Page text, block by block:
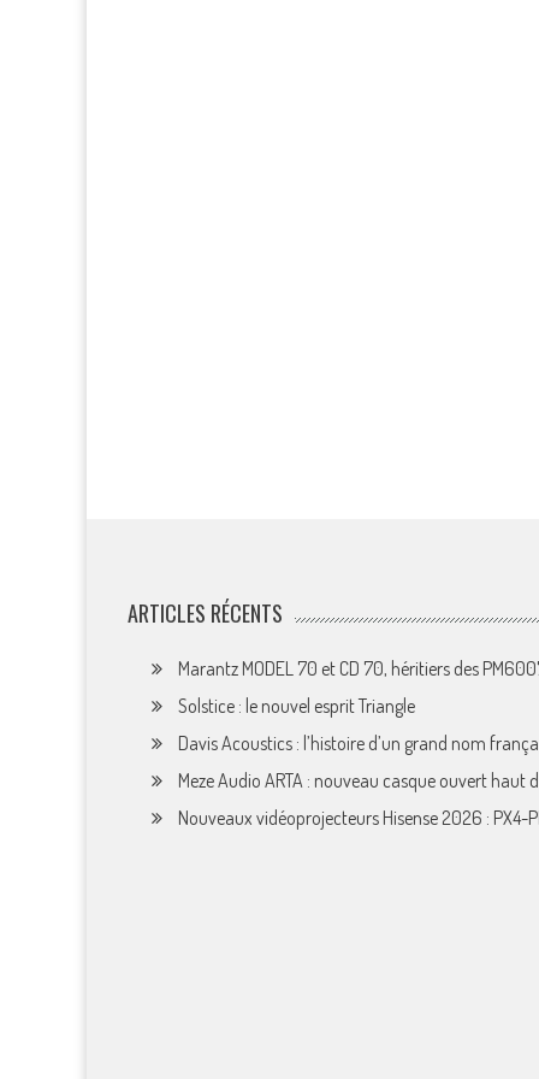
ARTICLES RÉCENTS
Marantz MODEL 70 et CD 70, héritiers des
Solstice : le nouvel esprit Triangle
Davis Acoustics : l’histoire d’un grand nom
Meze Audio ARTA : nouveau casque ouvert
Nouveaux vidéoprojecteurs Hisense 2026 : PX4-